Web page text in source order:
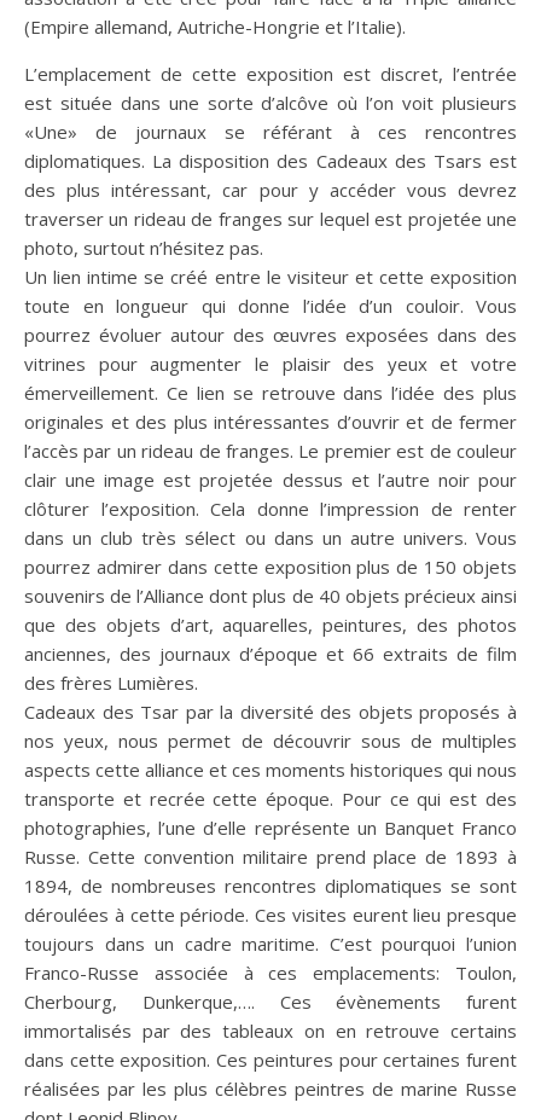
(Empire allemand, Autriche-Hongrie et l’Italie).
L’emplacement de cette exposition est discret, l’entrée
est située dans une sorte d’alcôve où l’on voit plusieurs
«Une» de journaux se référant à ces rencontres
diplomatiques. La disposition des Cadeaux des Tsars est
des plus intéressant, car pour y accéder vous devrez
traverser un rideau de franges sur lequel est projetée une
photo, surtout n’hésitez pas.
Un lien intime se créé entre le visiteur et cette exposition
toute en longueur qui donne l’idée d’un couloir. Vous
pourrez évoluer autour des œuvres exposées dans des
vitrines pour augmenter le plaisir des yeux et votre
émerveillement. Ce lien se retrouve dans l’idée des plus
originales et des plus intéressantes d’ouvrir et de fermer
l’accès par un rideau de franges. Le premier est de couleur
clair une image est projetée dessus et l’autre noir pour
clôturer l’exposition. Cela donne l’impression de renter
dans un club très sélect ou dans un autre univers. Vous
pourrez admirer dans cette exposition plus de 150 objets
souvenirs de l’Alliance dont plus de 40 objets précieux ainsi
que des objets d’art, aquarelles, peintures, des photos
anciennes, des journaux d’époque et 66 extraits de film
des frères Lumières.
Cadeaux des Tsar par la diversité des objets proposés à
nos yeux, nous permet de découvrir sous de multiples
aspects cette alliance et ces moments historiques qui nous
transporte et recrée cette époque. Pour ce qui est des
photographies, l’une d’elle représente un Banquet Franco
Russe. Cette convention militaire prend place de 1893 à
1894, de nombreuses rencontres diplomatiques se sont
déroulées à cette période. Ces visites eurent lieu presque
toujours dans un cadre maritime. C’est pourquoi l’union
Franco-Russe associée à ces emplacements: Toulon,
Cherbourg, Dunkerque,…. Ces évènements furent
immortalisés par des tableaux on en retrouve certains
dans cette exposition. Ces peintures pour certaines furent
réalisées par les plus célèbres peintres de marine Russe